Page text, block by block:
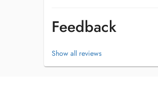
Feedback
Show all reviews